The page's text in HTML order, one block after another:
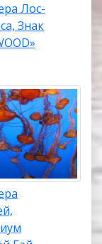
Лос-
Знак